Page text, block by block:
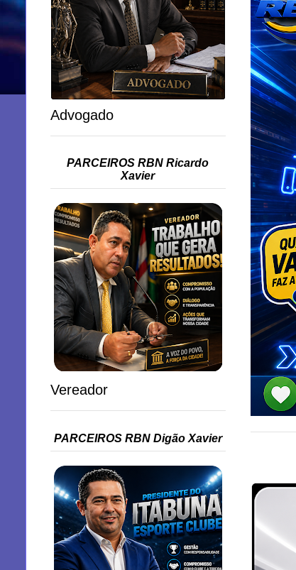
Advogado
PARCEIROS RBN Ricardo
Xavier
Vereador
PARCEIROS RBN Digão Xavier